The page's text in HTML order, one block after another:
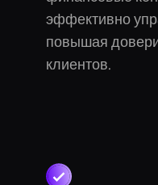
эффективно
повышая
клиентов.